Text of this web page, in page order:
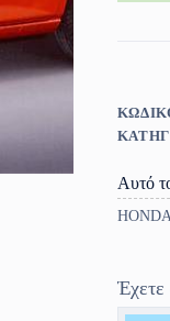
Αυτό
Έχετε